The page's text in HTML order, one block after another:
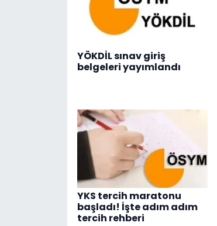
YÖKDİL sınav giriş
belgeleri yayımlandı
YKS tercih maratonu
başladı! İşte adım adım
tercih rehberi